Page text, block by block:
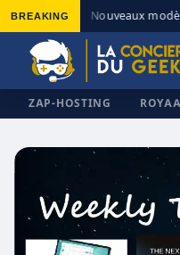
BREAKING Nouveaux
ZAP-HOSTING